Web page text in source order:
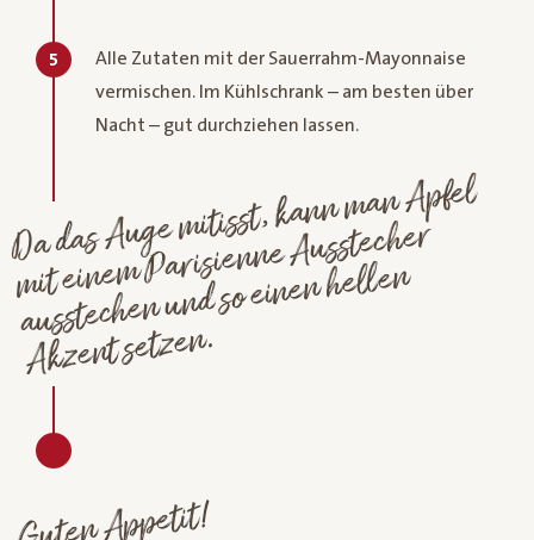
5
Alle Zutaten mit der Sauerrahm-Mayonnaise
vermischen. Im Kühlschrank – am besten über
Nacht – gut durchziehen lassen.
Da das
Auge
mitisst, kann
man
Apfel
mit eine
m
Parisienne
Ausstecher
ausstechen und so einen hellen
Akzent setzen.